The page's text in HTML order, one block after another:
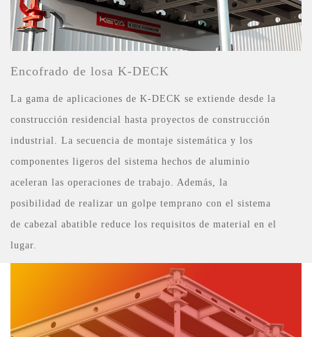
Encofrado de losa K-DECK
La gama de aplicaciones de K-DECK se extiende desde la
construcción residencial hasta proyectos de construcción
industrial. La secuencia de montaje sistemática y los
componentes ligeros del sistema hechos de aluminio
aceleran las operaciones de trabajo. Además, la
posibilidad de realizar un golpe temprano con el sistema
de cabezal abatible reduce los requisitos de material en el
lugar.